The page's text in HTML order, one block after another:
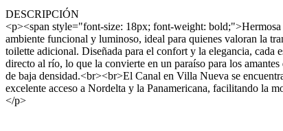
DESCRIPCIÓN
<p><span style="font-size: 18px; font-weight:
ambiente funcional y luminoso, ideal para quienes valoran la
toilette adicional. Diseñada para el confort y la elegancia, cada
directo al río, lo que la convierte en un paraíso para los
de baja densidad.<br><br>El Canal en Villa Nueva se
excelente acceso a Nordelta y la Panamericana, facilitando la
</p>